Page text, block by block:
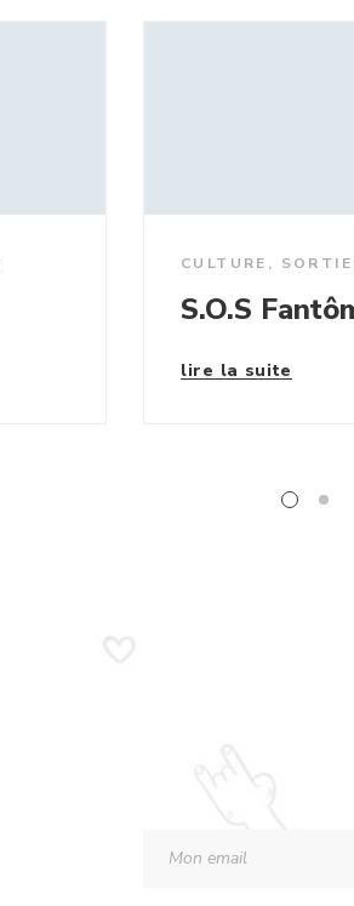
CULTURE ,
S.O.S
lire la suite